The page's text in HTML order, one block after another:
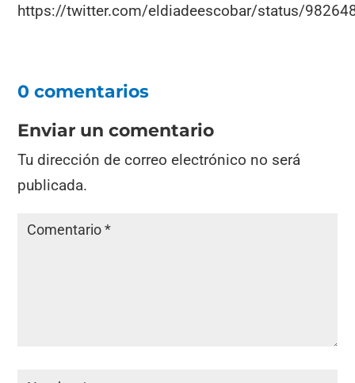
https://twitter.com/eldiadeescobar/status/
0 comentarios
Enviar un comentario
Tu dirección de correo electrónico no será
publicada.